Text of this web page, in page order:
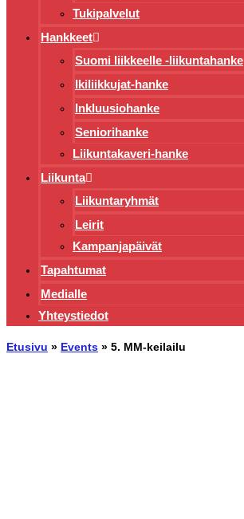
Tukipalvelut
Hankkeet
Suomi liikkeelle -liikuntahanke
Ikiliikkujat-hanke
Inkluusiohanke
Seniorihanke
Liikuntakaveri-hanke
Liikunta
Liikuntaryhmät
Leirit
Kampanjapäivät
Tapahtumat
Medialle
Yhteystiedot
Etusivu » Events » 5. MM-keilailu